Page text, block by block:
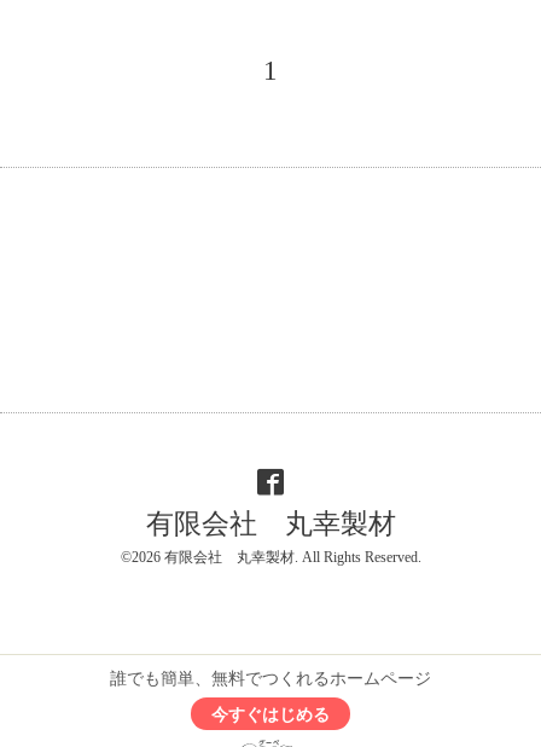
1
有限会社 丸幸製材
©2026 有限会社 丸幸製材. All Rights Reserved.
誰でも簡単、無料でつくれるホームページ
今すぐはじめる